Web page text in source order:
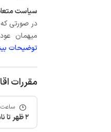
سیاست
میهمان عودت
توضیحات
مقررات
ساعت
2 ظهر تا نامحدود